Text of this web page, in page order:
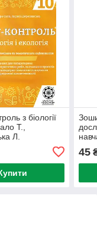
з біології
Т.,
Л.
Н.В.
45